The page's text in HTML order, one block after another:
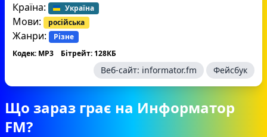
Країна:
Україна
Мови: російська
Жанри:
Різне
Кодек: MP3
Бітрейт: 128КБ
Веб-сайт: informator.fm Фейсбук
Що зараз грає на Информатор
FM?